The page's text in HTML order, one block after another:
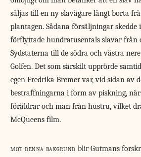
säljas till en ny slavägare långt borta
plantagen. Sådana försäljningar
förflyttade hundratusentals slavar från
Sydstaterna till de södra och västra
Golfen. Det som särskilt upprörde
egen Fredrika Bremer var, vid sidan av
bestraffningarna i form av piskning,
föräldrar och man från hustru, vilket
McQueens film.
mot denna bakgrund blir Gutmans